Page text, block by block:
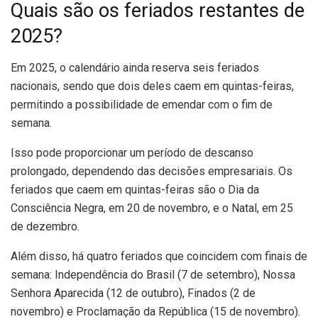
Quais são os feriados restantes de
2025?
Em 2025, o calendário ainda reserva seis feriados
nacionais, sendo que dois deles caem em quintas-feiras,
permitindo a possibilidade de emendar com o fim de
semana.
Isso pode proporcionar um período de descanso
prolongado, dependendo das decisões empresariais. Os
feriados que caem em quintas-feiras são o Dia da
Consciência Negra, em 20 de novembro, e o Natal, em 25
de dezembro.
Além disso, há quatro feriados que coincidem com finais de
semana: Independência do Brasil (7 de setembro), Nossa
Senhora Aparecida (12 de outubro), Finados (2 de
novembro) e Proclamação da República (15 de novembro).